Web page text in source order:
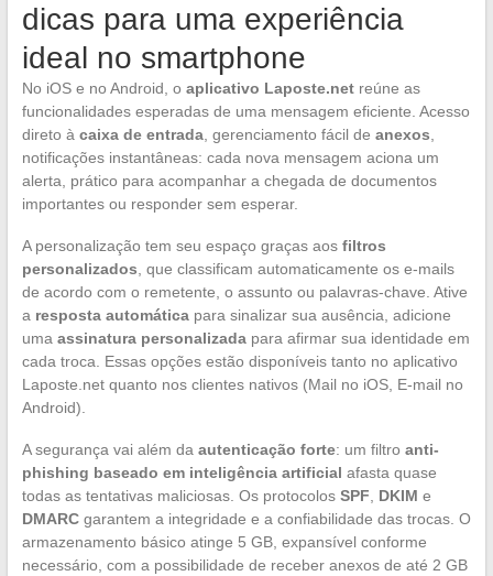
dicas para uma experiência
ideal no smartphone
No iOS e no Android, o aplicativo Laposte.netreúne as
funcionalidades esperadas de uma mensagem eficiente. Acesso
direto à caixa de entrada, gerenciamento fácil de anexos
notificações instantâneas: cada nova mensagem aciona um
alerta, prático para acompanhar a chegada de documentos
importantes ou responder sem esperar.
A personalização tem seu espaço graças aos filtros
personalizados , que classificam automaticamente os e-mails
de acordo com o remetente, o assunto ou palavras-chave. Ative
a resposta automáticapara sinalizar sua ausência, adicione
uma assinatura personalizadapara afirmar sua identidade em
cada troca. Essas opções estão disponíveis tanto no aplicativo
Laposte.net quanto nos clientes nativos (Mail no iOS, E-mail no
Android).
A segurança vai além da autenticação forte: um filtro anti-
phishing baseado em inteligência artificial afasta quase
todas as tentativas maliciosas. Os protocolos SPF DKIM e
DMARCgarantem a integridade e a confiabilidade das trocas. O
armazenamento básico atinge 5 GB, expansível conforme
necessário, com a possibilidade de receber anexos de até 2 GB